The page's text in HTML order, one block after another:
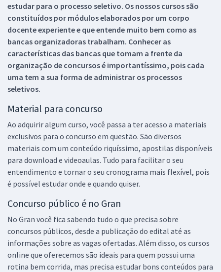
estudar para o processo seletivo. Os nossos cursos são
constituídos por módulos elaborados por um corpo
docente experiente e que entende muito bem como as
bancas organizadoras trabalham. Conhecer as
características das bancas que tomam a frente da
organização de concursos é importantíssimo, pois cada
uma tem a sua forma de administrar os processos
seletivos.
Material para concurso
Ao adquirir algum curso, você passa a ter acesso a materiais
exclusivos para o concurso em questão. São diversos
materiais com um conteúdo riquíssimo, apostilas disponíveis
para download e videoaulas. Tudo para facilitar o seu
entendimento e tornar o seu cronograma mais flexível, pois
é possível estudar onde e quando quiser.
Concurso público é no Gran
No Gran você fica sabendo tudo o que precisa sobre
concursos públicos, desde a publicação do edital até as
informações sobre as vagas ofertadas. Além disso, os cursos
online que oferecemos são ideais para quem possui uma
rotina bem corrida, mas precisa estudar bons conteúdos para